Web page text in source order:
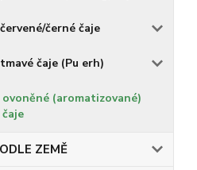
červené/černé čaje
tmavé čaje (Pu erh)
ovoněné (aromatizované)
čaje
ZEMĚ